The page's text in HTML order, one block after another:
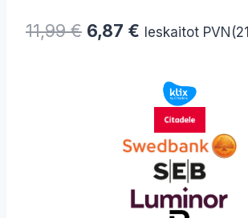
11,99€ Original
6,87 € Current
6,87 €.
Ieskaitot